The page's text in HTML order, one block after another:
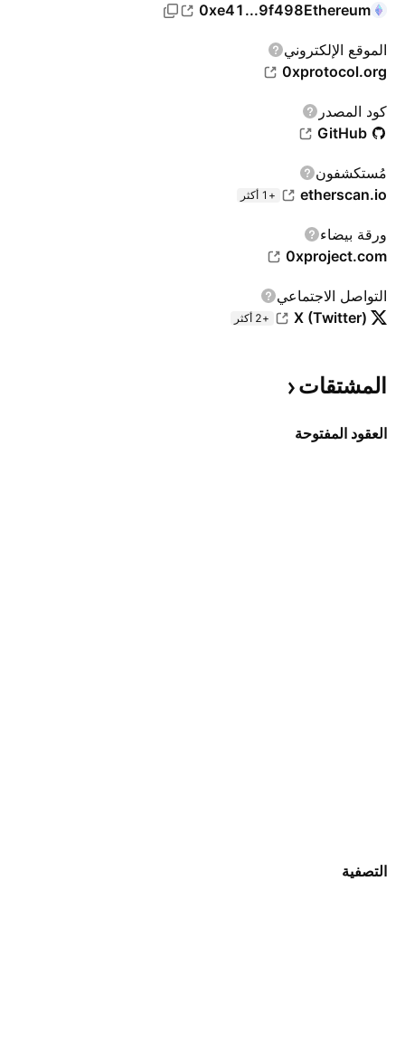
Ethereum
0xe41...9f498
الموقع الإلكتروني
0xprotocol.org
كود المصدر
GitHub
مُستكشفون
etherscan.io
+1 أكثر
ورقة بيضاء
0xproject.com
التواصل الاجتماعي
X (Twitter)
+2 أكثر
المشتقات
العقود المفتوحة
التصفية